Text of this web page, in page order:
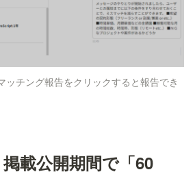
ッチング報告をクリックすると報告でき
載公開期間で「60